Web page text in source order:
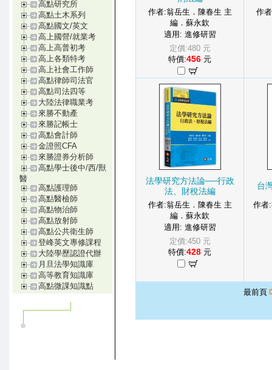
高點研究所
高點土木系列
高點國文/英文
高上國營/就業考
高上高普初考
高上各類特考
高上社會工作師
高點律師司法官
高點司法四等
大陸法律職業考
來勝不動產
來勝記帳士
高點會計師
金證照CFA
來勝證券分析師
高點學士後中/西/獸
醫
高點護理師
高點醫檢師
高點物治師
高點放射師
高點公共衛生師
登峰英文專修課程
大陸學歷認證代辦
月旦法學知識庫
高等教育知識庫
高點微課知識點
作者:翁岳生．陳春生 主
編．蘇永欽
適用: 進修研習
定價:480 元
特價:456 元
作
法學研究方法論──行政
法、財稅法編
作者:翁岳生．陳春生 主
編．蘇永欽
適用: 進修研習
定價:450 元
特價:428 元
台
作者
最前頁